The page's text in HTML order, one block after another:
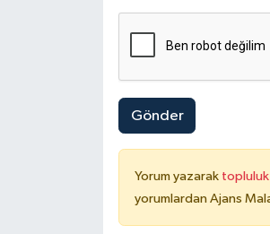
Gönder
Yorum yazarak topluluk
yorumlardan Ajans